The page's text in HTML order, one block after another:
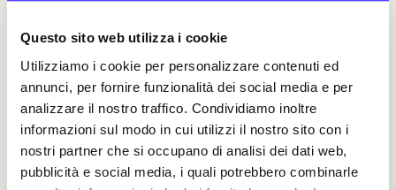
Questo sito web utilizza i cookie
Utilizziamo i cookie per personalizzare contenuti ed
annunci, per fornire funzionalità dei social media e per
analizzare il nostro traffico. Condividiamo inoltre
informazioni sul modo in cui utilizzi il nostro sito con i
nostri partner che si occupano di analisi dei dati web,
pubblicità e social media, i quali potrebbero combinarle
dedicata alla coltivazione di piccoli ortaggi ed
doppia altezza, che verrà lastricata in pietra
di Luserna, consentirà di poter ospitare eventi
pubblici e un mercato coperto di prodotti
tipici; una delle antiche stalle accoglierà in
futuro un museo delle tradizioni agricole. La
Cascina Bassa settecentesca sarà adibita a